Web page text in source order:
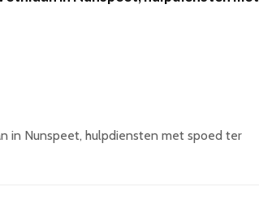
in Nunspeet, hulpdiensten met spoed ter